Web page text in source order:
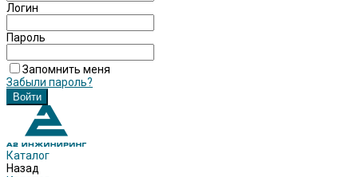
Логин
Пароль
Запомнить меня
Забыли пароль?
Каталог
Назад